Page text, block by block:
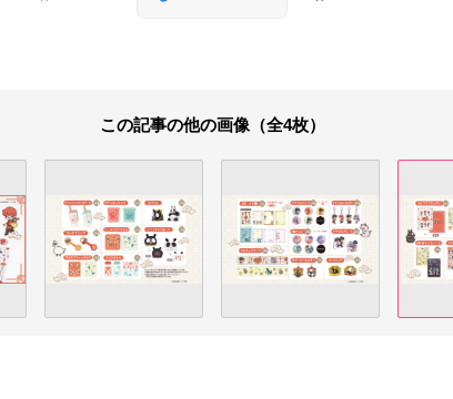
この記事の他の画像（全4枚）